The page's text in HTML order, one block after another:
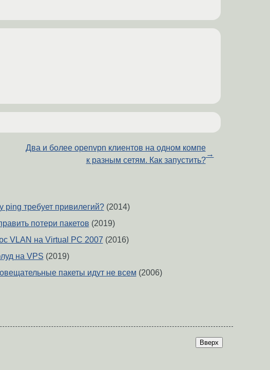
Два и более openvpn клиентов на одном компе
к разным сетям. Как запустить?
→
ping требует привилегий?(2014)
потери пакетов (2019)
VLAN на Virtual PC 2007 (2016)
на VPS (2019)
пакеты идут не всем (2006)
Вверх